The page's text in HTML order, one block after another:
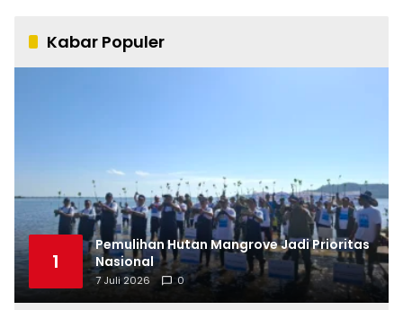
Kabar Populer
1
Pemulihan Hutan Mangrove Jadi Prioritas
Nasional
7 Juli 2026 0